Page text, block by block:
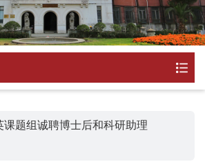
课题组诚聘博士后和科研助理